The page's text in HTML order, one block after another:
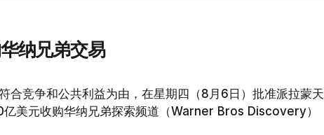
纳兄弟交易
合竞争和公共利益为由，在星期四（8月6日）批准派拉蒙天
美元收购华纳兄弟探索频道（Warner Bros Discovery）